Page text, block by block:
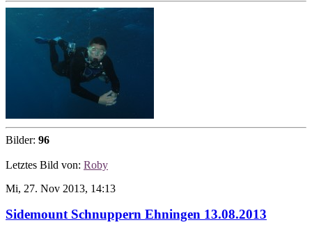
Bilder: 96
Letztes Bild von: Roby
Mi, 27. Nov 2013, 14:13
Sidemount Schnuppern Ehningen 13.08.2013